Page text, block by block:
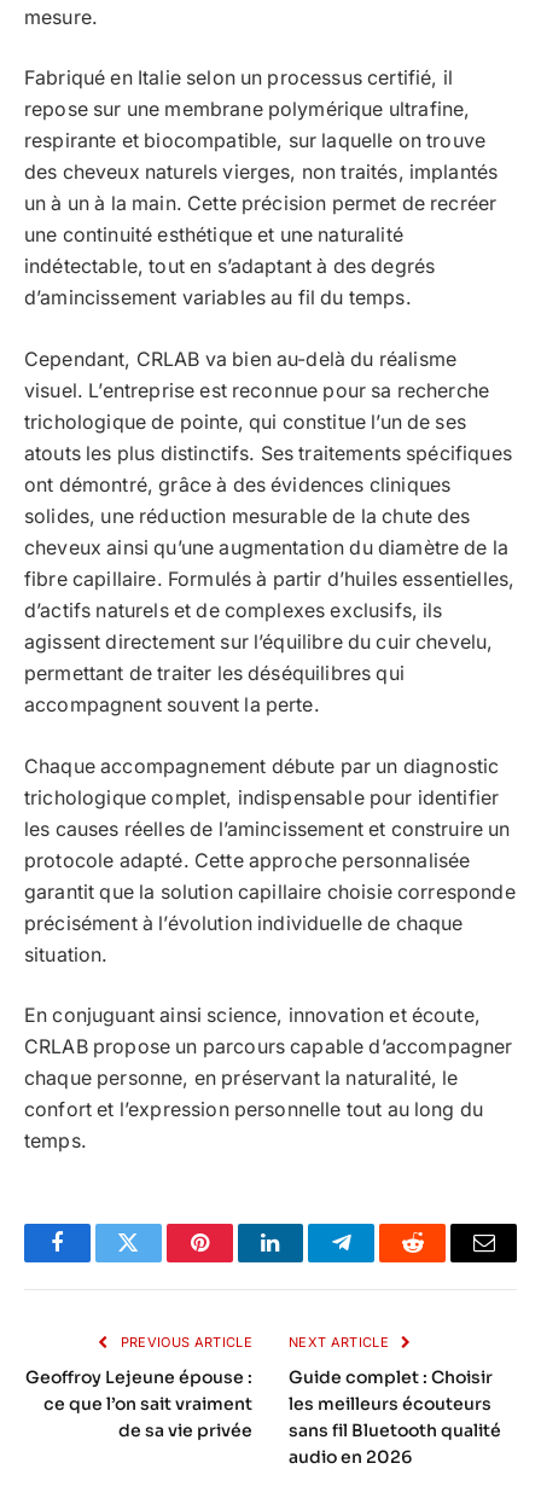
mesure.
Fabriqué en Italie selon un processus certifié, il
repose sur une membrane polymérique ultrafine,
respirante et biocompatible, sur laquelle on trouve
des cheveux naturels vierges, non traités, implantés
un à un à la main. Cette précision permet de recréer
une continuité esthétique et une naturalité
indétectable, tout en s’adaptant à des degrés
d’amincissement variables au fil du temps.
Cependant, CRLAB va bien au-delà du réalisme
visuel. L’entreprise est reconnue pour sa recherche
trichologique de pointe, qui constitue l’un de ses
atouts les plus distinctifs. Ses traitements spécifiques
ont démontré, grâce à des évidences cliniques
solides, une réduction mesurable de la chute des
cheveux ainsi qu’une augmentation du diamètre de la
fibre capillaire. Formulés à partir d’huiles essentielles,
d’actifs naturels et de complexes exclusifs, ils
agissent directement sur l’équilibre du cuir chevelu,
permettant de traiter les déséquilibres qui
accompagnent souvent la perte.
Chaque accompagnement débute par un diagnostic
trichologique complet, indispensable pour identifier
les causes réelles de l’amincissement et construire un
protocole adapté. Cette approche personnalisée
garantit que la solution capillaire choisie corresponde
précisément à l’évolution individuelle de chaque
situation.
En conjuguant ainsi science, innovation et écoute,
CRLAB propose un parcours capable d’accompagner
chaque personne, en préservant la naturalité, le
confort et l’expression personnelle tout au long du
temps.
FacebookTwitter PinterestLinkedInTelegramReddit Email
PREVIOUS ARTICLE
Geoffroy Lejeune épouse :
ce que l’on sait vraiment
de sa vie privée
NEXT ARTICLE
Guide complet : Choisir
les meilleurs écouteurs
sans fil Bluetooth qualité
audio en 2026